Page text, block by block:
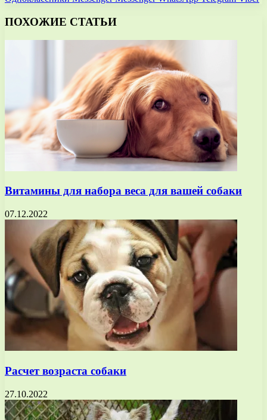
ПОХОЖИЕ СТАТЬИ
Витамины для набора веса для вашей собаки
07.12.2022
Расчет возраста собаки
27.10.2022